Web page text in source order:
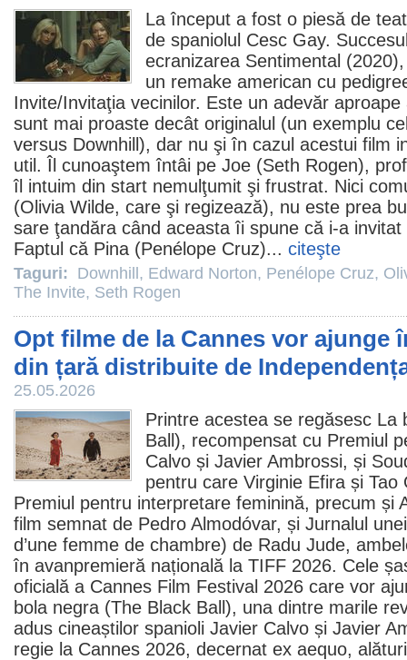
La început a fost o piesă de
de spaniolul Cesc Gay.
ecranizarea Sentimental
un remake american cu
Invite/Invitaţia vecinilor. Este un adevăr
sunt mai proaste decât originalul (un exemplu
versus Downhill), dar nu şi în cazul acestui film
util. Îl cunoaştem întâi pe Joe (Seth Rogen),
îl intuim din start nemulţumit şi frustrat. Nici
(Olivia Wilde, care şi regizează), nu este prea
sare ţandăra când aceasta îi spune că i-a
Faptul că Pina (Penélope Cruz)... citeşte
Taguri: Downhill , Edward Norton, Penélope Cruz,
The Invite, Seth Rogen
Opt filme de la Cannes vor ajunge
din țară distribuite de
25.05.2026
Printre acestea se regăsesc La
Ball ), recompensat cu Premiul
Calvo și Javier Ambrossi, și
pentru care Virginie Efira și
Premiul pentru interpretare feminină, precum și
film semnat de Pedro Almodóvar, și Jurnalul
d’une femme de chambre) de Radu Jude,
în avanpremieră națională la TIFF 2026. Cele
oficială a Cannes Film Festival 2026 care vor
bola negra (The Black Ball), una dintre marile
adus cineaștilor spanioli Javier Calvo și Javier
regie la Cannes 2026, decernat ex aequo,